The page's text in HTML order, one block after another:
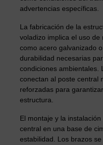
advertencias específicas.
La fabricación de la
voladizo implica el uso de
como acero galvanizado
durabilidad necesarias
condiciones ambientales.
conectan al poste central
reforzadas para
estructura.
El montaje y la
central en una base de
estabilidad. Los brazos